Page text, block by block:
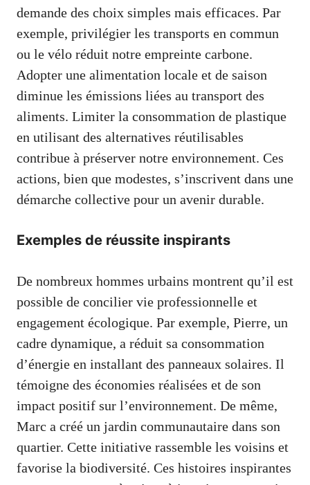
demande des choix simples mais efficaces. Par
exemple, privilégier les transports en commun
ou le vélo réduit notre empreinte carbone.
Adopter une alimentation locale et de saison
diminue les émissions liées au transport des
aliments. Limiter la consommation de plastique
en utilisant des alternatives réutilisables
contribue à préserver notre environnement. Ces
actions, bien que modestes, s’inscrivent dans une
démarche collective pour un avenir durable.
Exemples de réussite inspirants
De nombreux hommes urbains montrent qu’il est
possible de concilier vie professionnelle et
engagement écologique. Par exemple, Pierre, un
cadre dynamique, a réduit sa consommation
d’énergie en installant des panneaux solaires. Il
témoigne des économies réalisées et de son
impact positif sur l’environnement. De même,
Marc a créé un jardin communautaire dans son
quartier. Cette initiative rassemble les voisins et
favorise la biodiversité. Ces histoires inspirantes